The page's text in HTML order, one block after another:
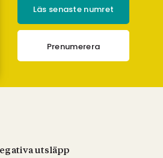
Läs senaste numret
Prenumerera
utsläpp